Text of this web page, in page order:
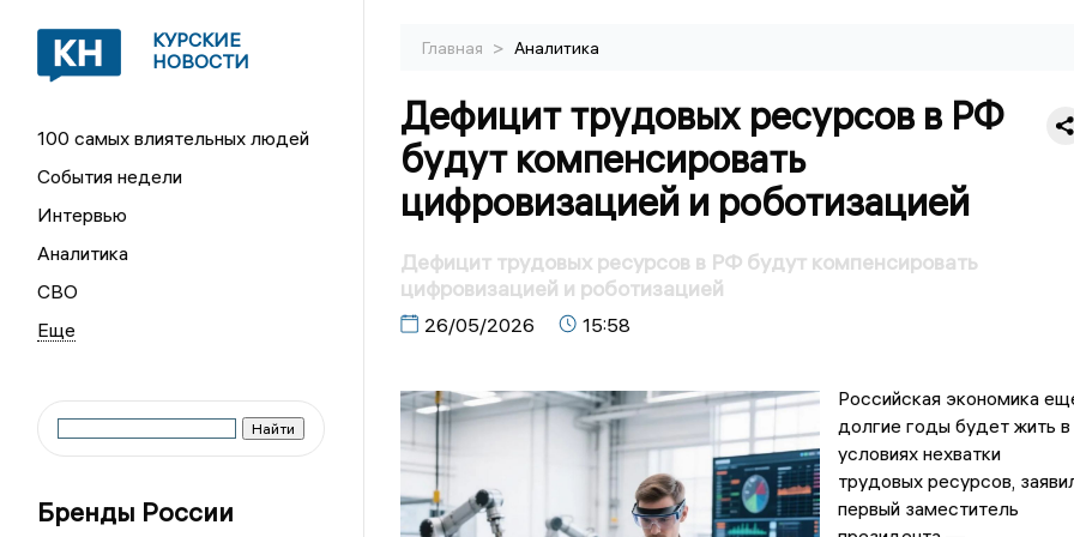
КУРСКИЕ
НОВОСТИ
100 самых влиятельных людей
События недели
Интервью
Аналитика
СВО
Бренды России
Главная > Аналитика
Дефицит трудовых ресурсов в РФ
будут компенсировать
цифровизацией и роботизацией
Дефицит трудовых ресурсов в РФ будут компенсировать
цифровизацией и роботизацией
26/05/2026 15:58
Российская экономика
долгие годы будет жить в
условиях нехватки
трудовых ресурсов,
первый заместитель